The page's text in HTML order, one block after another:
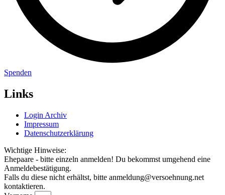
Spenden
Links
Login Archiv
Impressum
Datenschutzerklärung
Wichtige Hinweise:
Ehepaare - bitte einzeln anmelden! Du bekommst umgehend eine
Anmeldebestätigung.
Falls du diese nicht erhältst, bitte anmeldung@versoehnung.net
kontaktieren.